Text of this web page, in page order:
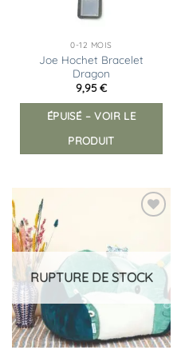
0-12 MOIS
Joe Hochet Bracelet
Dragon
9,95€
ÉPUISÉ – VOIR LE
PRODUIT
d’envies
RUPTURE DE STOCK